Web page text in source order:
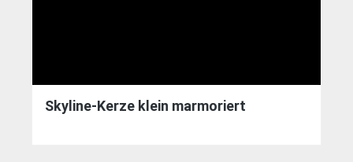
Skyline-Kerze klein marmoriert